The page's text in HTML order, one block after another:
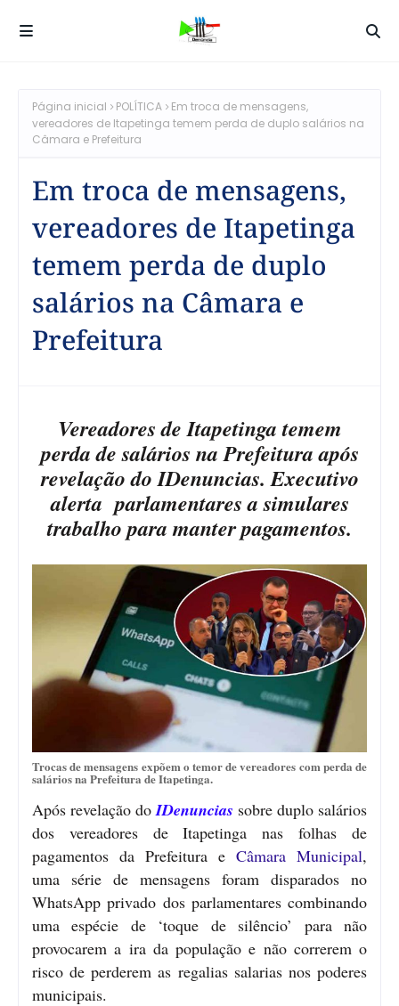
Página inicial POLÍTICA
Em troca de mensagens,
vereadores de Itapetinga temem perda de duplo salários na
Câmara e Prefeitura
Em troca de mensagens,
vereadores de Itapetinga
temem perda de duplo
salários na Câmara e
Prefeitura
Vereadores de Itapetinga temem
perda de salários na Prefeitura após
revelação do IDenuncias. Executivo
alerta parlamentares a simulares
trabalho para manter pagamentos.
Trocas de mensagens expõem o temor de vereadores com perda de
salários na Prefeitura de Itapetinga.
Após revelação do IDenuncias sobre duplo salários
dos vereadores de Itapetinga nas folhas de
pagamentos da Prefeitura e Câmara Municipal,
uma série de mensagens foram disparados no
WhatsApp privado dos parlamentares combinando
uma espécie de ‘toque de silêncio’ para não
provocarem a ira da população e não correrem o
risco de perderem as regalias salarias nos poderes
municipais.